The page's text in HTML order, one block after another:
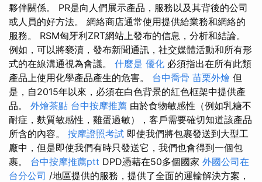
夥伴關係。 PR是向人們展示產品，服務以及其背後的公司
或人員的好方法。 網絡商店通常使用提供給業務和網絡的
服務。 RSM匈牙利ZRT網站上發布的信息，分析和結論。
例如，可以將褻瀆，發布新聞通訊，社交媒體活動和所有形
式的在線溝通視為會議。 什麼是 優化 必須指出在所有此類
產品上使用化學產品產生的危害。 台中喬骨 苗栗外燴 但
是，自2015年以來，必須在白色背景的紅色框架中提供產
品。 外燴茶點 台中按摩推薦 由於食物敏感性（例如乳糖不
耐症，麩質敏感性，雞蛋過敏），客戶需要確切知道該產品
所含的內容。 按摩證照考試 即使我們將包裹發送到大型工
廠中，但是即使我們有時只發送它，我們也會得到一個包
裹。 台中按摩推薦ptt DPD憑藉在50多個國家 外國公司在
台分公司 /地區提供的服務，提供了全面的運輸解決方案，